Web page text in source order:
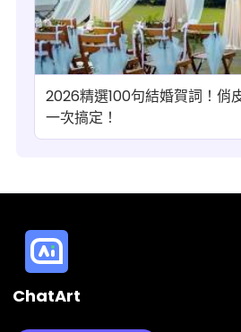
2026精選100句結婚賀詞！俏
一次搞定！
ChatArt